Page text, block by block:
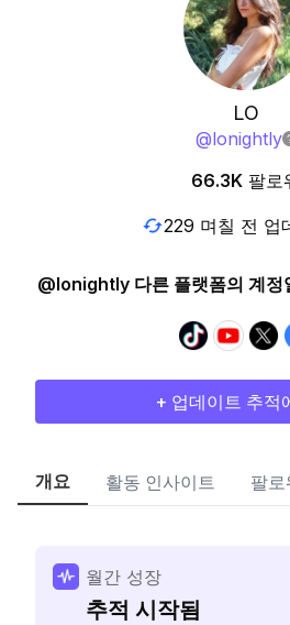
LO
@lonightly
66.3K 팔로
229 며칠 전 업
@lonightly 다른 플랫폼의 계정
+ 업데이트 추적
개요 활동 인사이트 팔
월간 성장
추적 시작됨